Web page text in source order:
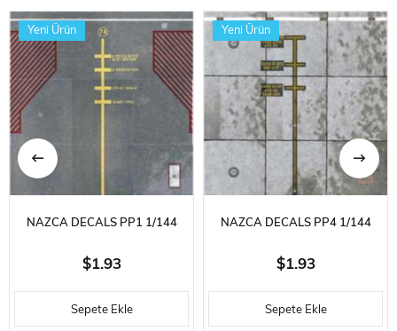
NAZCA DECALS PP1 1/144
ÖLÇEK, PARKING PLATE-
DESIGN 1- A4 EBAT, KARTONA
RENKLI BASKI
$1.93
Sepete Ekle
Yeni Ürün
NAZCA DECALS PP4 1/144
ÖLÇEK, PARKING PLATE-
DESIGN 4- A4 EBAT, KARTONA
RENKLI BASKI
$1.93
Sepete Ekle
Yeni Ürün